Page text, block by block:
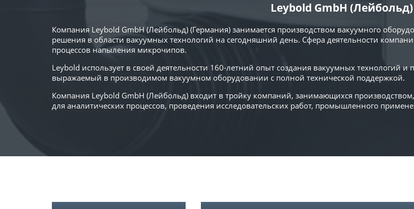
Leybold GmbH (Лейбольд)
Компания Leybold GmbH (Лейбольд) (Германия) занимается производством вакуумного
решения в области вакуумных технологий на сегодняшний день. Сфера деятельности
процессов напыления микрочипов.
Leybold использует в своей деятельности 160-летний опыт создания вакуумных технологий
выражаемый в производимом вакуумном оборудовании с полной технической поддержкой.
Компания Leybold GmbH (Лейбольд) входит в тройку компаний, занимающихся
для аналитических процессов, проведения исследовательских работ, промышленного